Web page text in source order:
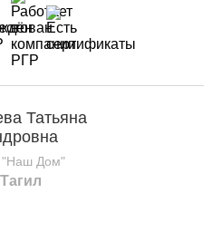
Татьяна
"Наш Дом"